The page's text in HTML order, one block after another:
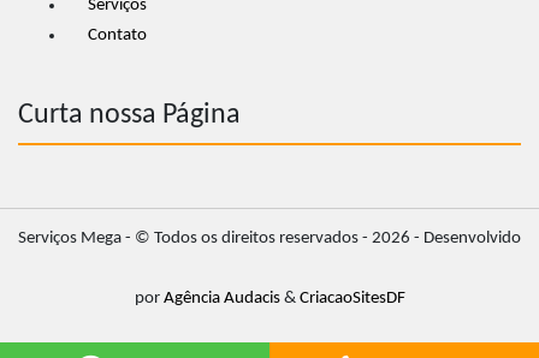
Serviços
Contato
Curta nossa Página
Serviços Mega - © Todos os direitos reservados - 2026 - Desenvolvido
por Agência Audacis& CriacaoSitesDF